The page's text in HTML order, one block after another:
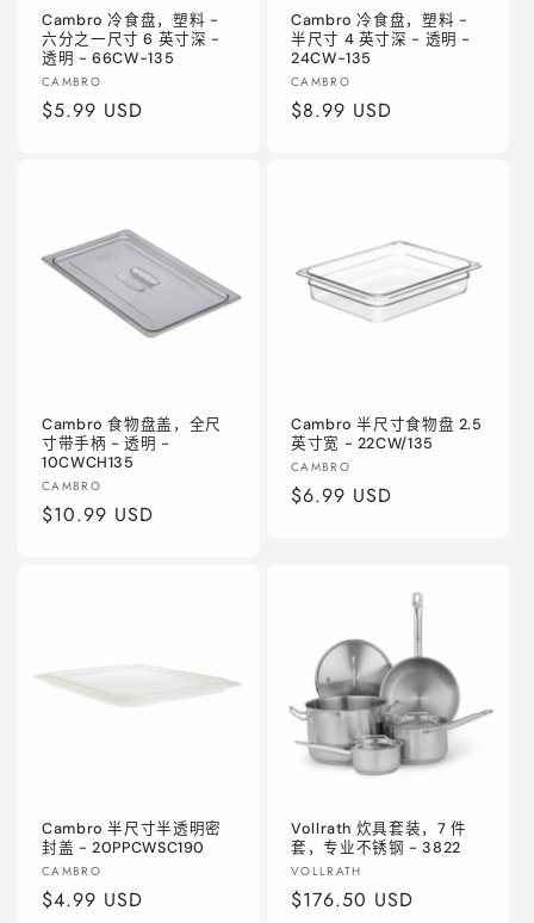
Cambro 冷食盘，塑料 -
六分之一尺寸 6 英寸深 -
透明 - 66CW-135
厂
商：
CAMBRO
常
$5.99 USD
Cambro 冷食盘，塑料 -
半尺寸 4 英寸深 - 透明 -
24CW-135
厂
商：
CAMBRO
常
$8.99 USD
Cambro 食物盘盖，全尺
寸带手柄 - 透明 -
10CWCH135
厂
商：
CAMBRO
常
$10.99 USD
Cambro 半尺寸食物盘 2.5
英寸宽 - 22CW/135
厂
商：
CAMBRO
常
$6.99 USD
Cambro 半尺寸半透明密
封盖 - 20PPCWSC190
厂
商：
CAMBRO
常
$4.99 USD
Vollrath 炊具套装，7 件
套，专业不锈钢 - 3822
厂
商：
VOLLRATH
常
$176.50 USD